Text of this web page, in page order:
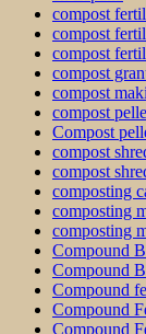
compost
compost
compost
compost
compost
compost
Compost
compost
compost
composting
composting
composting
Compound
Compound
Compound
Compound
Compound